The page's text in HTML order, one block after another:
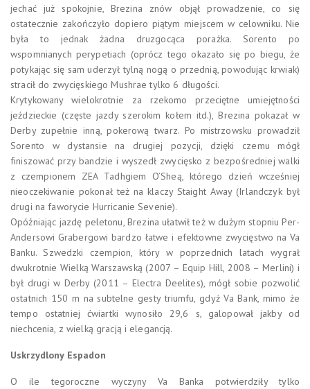
jechać już spokojnie, Brezina znów objął prowadzenie, co się
ostatecznie zakończyło dopiero piątym miejscem w celowniku. Nie
była to jednak żadna druzgocąca porażka. Sorento po
wspomnianych perypetiach (oprócz tego okazało się po biegu, że
potykając się sam uderzył tylną nogą o przednią, powodując krwiak)
stracił do zwycięskiego Mushrae tylko 6 długości.
Krytykowany wielokrotnie za rzekomo przeciętne umiejętności
jeździeckie (częste jazdy szerokim kołem itd.), Brezina pokazał w
Derby zupełnie inną, pokerową twarz. Po mistrzowsku prowadził
Sorento w dystansie na drugiej pozycji, dzięki czemu mógł
finiszować przy bandzie i wyszedł zwycięsko z bezpośredniej walki
z czempionem ZEA Tadhgiem O’Sheą, którego dzień wcześniej
nieoczekiwanie pokonał też na klaczy Staight Away (Irlandczyk był
drugi na faworycie Hurricanie Sevenie).
Opóźniając jazdę peletonu, Brezina ułatwił też w dużym stopniu Per-
Andersowi Grabergowi bardzo łatwe i efektowne zwycięstwo na Va
Banku. Szwedzki czempion, który w poprzednich latach wygrał
dwukrotnie Wielką Warszawską (2007 – Equip Hill, 2008 – Merlini) i
był drugi w Derby (2011 – Electra Deelites), mógł sobie pozwolić
ostatnich 150 m na subtelne gesty triumfu, gdyż Va Bank, mimo że
tempo ostatniej ćwiartki wynosiło 29,6 s, galopował jakby od
niechcenia, z wielką gracją i elegancją.
Uskrzydlony Espadon
O ile tegoroczne wyczyny Va Banka potwierdziły tylko